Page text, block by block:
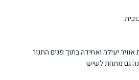
אוויר יעילה ואחידה בתוך פנים התנור
גם מתחת לשיש